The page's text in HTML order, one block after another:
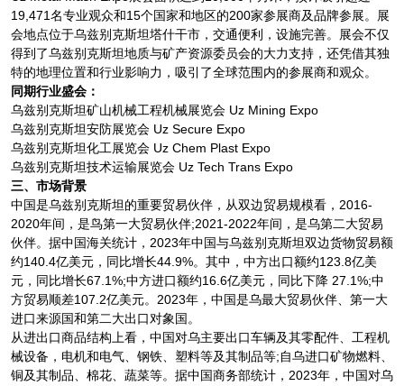
19,471名专业观众和15个国家和地区的200家参展商及品牌参展。展
会地点位于乌兹别克斯坦塔什干市，交通便利，设施完善。展会不仅
得到了乌兹别克斯坦地质与矿产资源委员会的大力支持，还凭借其独
特的地理位置和行业影响力，吸引了全球范围内的参展商和观众。
同期行业盛会：
乌兹别克斯坦矿山机械工程机械展览会 Uz Mining Expo
乌兹别克斯坦安防展览会 Uz Secure Expo
乌兹别克斯坦化工展览会 Uz Chem Plast Expo
乌兹别克斯坦技术运输展览会 Uz Tech Trans Expo
三、市场背景
中国是乌兹别克斯坦的重要贸易伙伴，从双边贸易规模看，2016-
2020年间，是鸟第一大贸易伙伴;2021-2022年间，是乌第二大贸易
伙伴。据中国海关统计，2023年中国与乌兹别克斯坦双边货物贸易额
约140.4亿美元，同比增长44.9%。其中，中方出口额约123.8亿美
元，同比增长67.1%;中方进口额约16.6亿美元，同比下降 27.1%;中
方贸易顺差107.2亿美元。2023年，中国是乌最大贸易伙伴、第一大
进口来源国和第二大出口对象国。
从进出口商品结构上看，中国对乌主要出口车辆及其零配件、工程机
械设备，电机和电气、钢铁、塑料等及其制品等;自乌进口矿物燃料、
铜及其制品、棉花、蔬菜等。据中国商务部统计，2023年，中国对乌